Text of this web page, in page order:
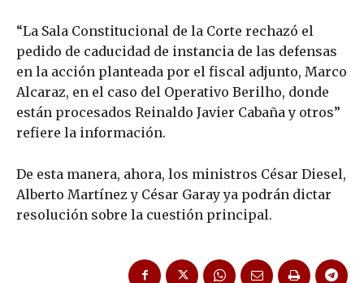
“La Sala Constitucional de la Corte rechazó el
pedido de caducidad de instancia de las defensas
en la acción planteada por el fiscal adjunto, Marco
Alcaraz, en el caso del Operativo Berilho, donde
están procesados Reinaldo Javier Cabaña y otros”
refiere la información.
De esta manera, ahora, los ministros César Diesel,
Alberto Martínez y César Garay ya podrán dictar
resolución sobre la cuestión principal.